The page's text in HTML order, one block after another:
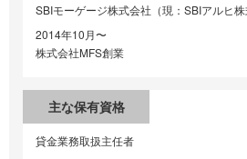
SBIモーゲージ株式会社（現：SBIアルヒ
2014年10月〜
株式会社MFS創業
主な保有資格
貸金業務取扱主任者